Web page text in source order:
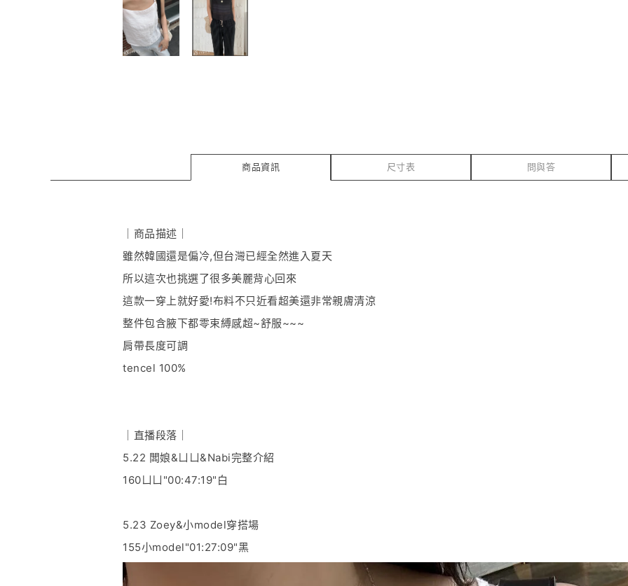
商品資訊 尺寸表 問與答
｜商品描述｜
雖然韓國還是偏冷,但台灣已經全然進入夏天
所以這次也挑選了很多美麗背心回來
這款一穿上就好愛!布料不只近看超美還非常親膚清涼
整件包含腋下都零束縛感超~舒服~~~
肩帶長度可調
tencel 100%
｜直播段落｜
5.22 闆娘&ㄩㄩ&Nabi完整介紹
160ㄩㄩ"00:47:19"白
5.23 Zoey&小model穿搭場
155小model"01:27:09"黑